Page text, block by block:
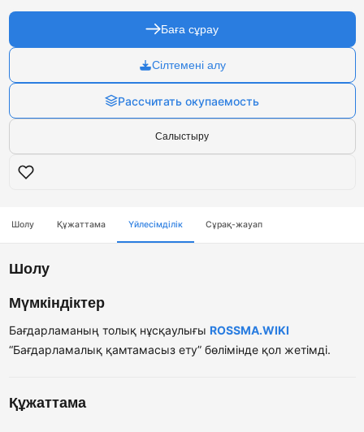
Баға сұрау
Сілтемені алу
Рассчитать окупаемость
Салыстыру
Шолу Құжаттама Үйлесімділік Сұрақ-жауап
Шолу
Мүмкіндіктер
Бағдарламаның толық нұсқаулығы ROSSMA.WIKI
“Бағдарламалық қамтамасыз ету” бөлімінде қол жетімді.
Құжаттама